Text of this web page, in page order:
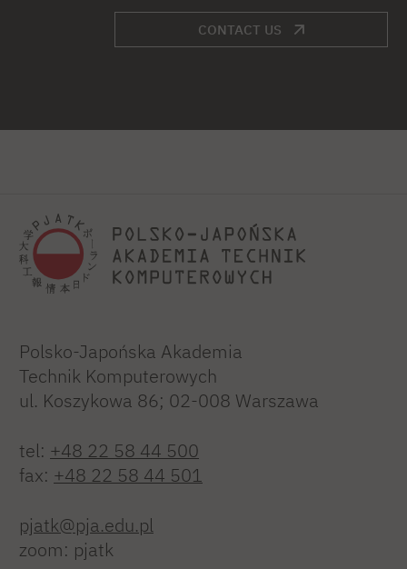
CONTACT US
Polsko-Japońska Akademia
Technik Komputerowych
ul. Koszykowa 86; 02-008 Warszawa
tel: +48 22 58 44 500
fax: +48 22 58 44 501
pjatk@pja.edu.pl
zoom: pjatk